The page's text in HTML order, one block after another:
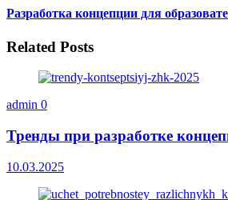
Разработка концепции для
Related Posts
admin 0
Тренды при разработке
10.03.2025